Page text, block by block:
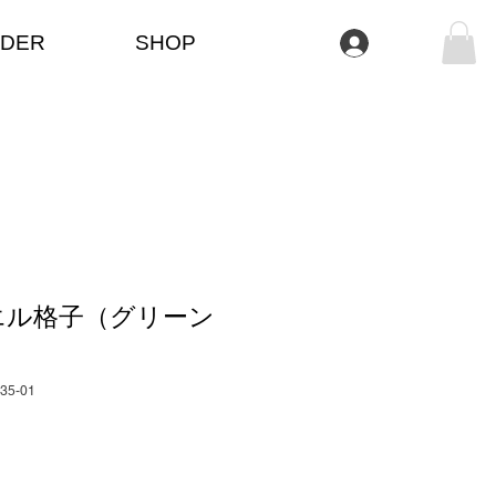
SHOP Anmelden
格子（グリーン
01